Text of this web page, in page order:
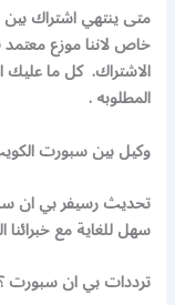
خاص لاننا موزع
الاشتراك. كل ما عليك
المطلوبه .
وكيل بين سبورت
سهل للغاية مع خبرائنا
ترددات بي ان سبورت